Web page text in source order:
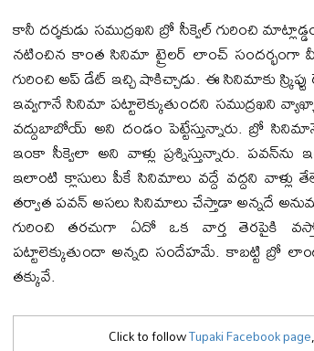
కానీ ద‌ర్శ‌కుడు సముద్ర‌ఖ‌ని బ్రో సీక్వెల్ గురించి
న‌టించిన కాంత సినిమా ట్రైల‌ర్ లాంచ్ సంద‌ర్భంగా
గురించి అప్ డేట్ ఇచ్చి షాకిచ్చాడు. ఈ సినిమాకు
ఇవ్వ‌గానే సినిమా ప‌ట్టాలెక్కుతుంద‌ని స‌ముద్ర‌ఖని
వద్దుబాబోయ్ అని దండం పెట్టేస్తున్నారు. బ్రో
ఇంకా సీక్వెలా అని వాళ్లు ప్ర‌శ్నిస్తున్నారు.
ఇలాంటి క్లాసులు పీకే సినిమాలు వ‌ద్దే వ‌ద్ద‌ని వాళ్లు
త‌ర్వాత ప‌వ‌న్ అస‌లు సినిమాలు చేస్తాడా అన్న‌దే
గురించి త‌ర‌చుగా ఏదో ఒక వార్త తెర‌పైకి
ప‌ట్టాలెక్కుతుందా అన్న‌ది సందేహ‌మే. కాబ‌ట్టి బ్రో
త‌క్కువే.
Click to followTupaki Facebook page,